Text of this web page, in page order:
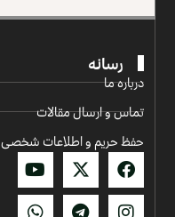
رسانه
درباره ما
تماس و ارسال مقالات
حفظ حریم و اطلاعات شخصی